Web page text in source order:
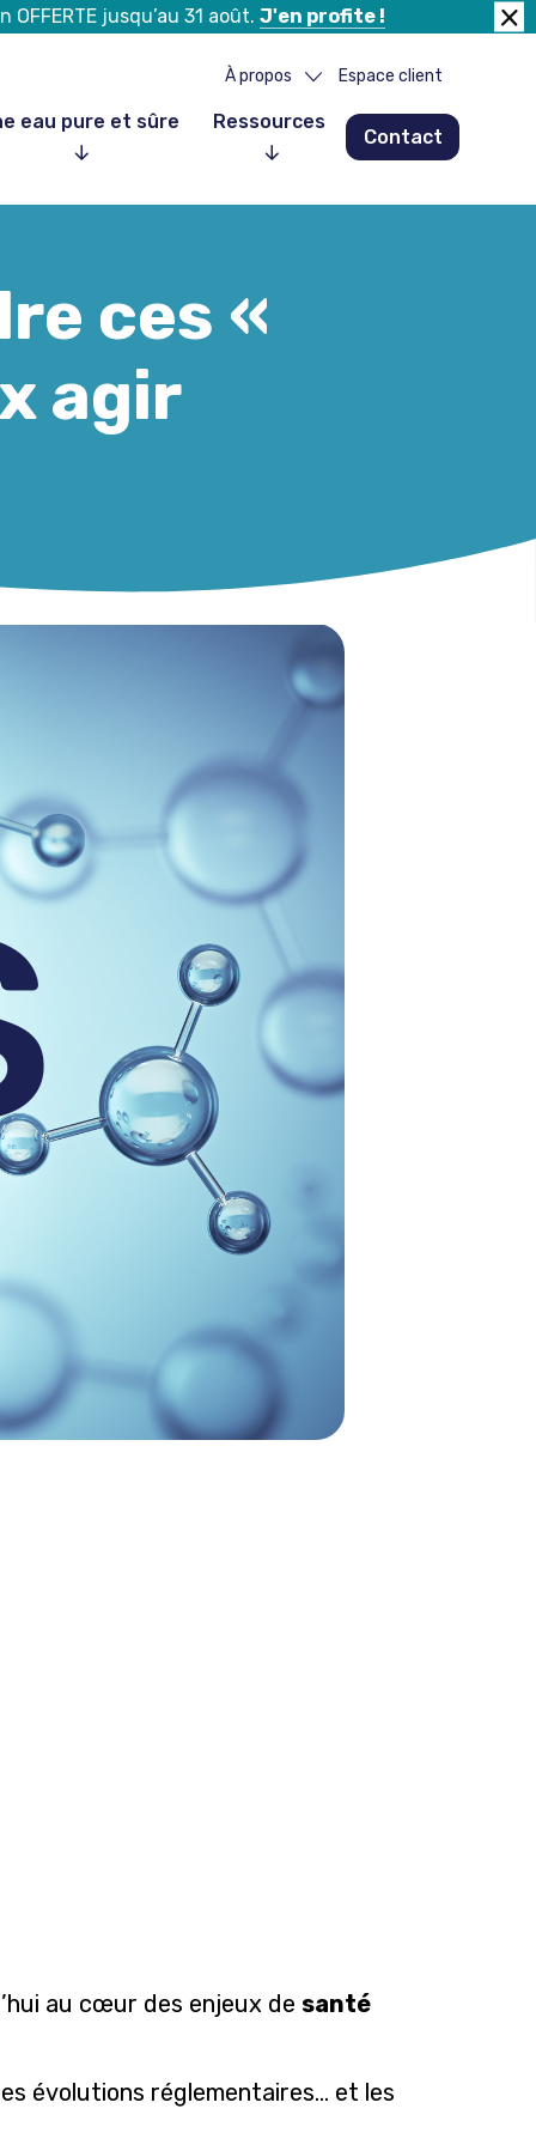
jusqu’au 31 août. J'en profite !
À propos
Nos clients
Espace client
eau pure et sûre Ressources
Contact
ces «
agir
au cœur des enjeux de santé
évolutions réglementaires… et les